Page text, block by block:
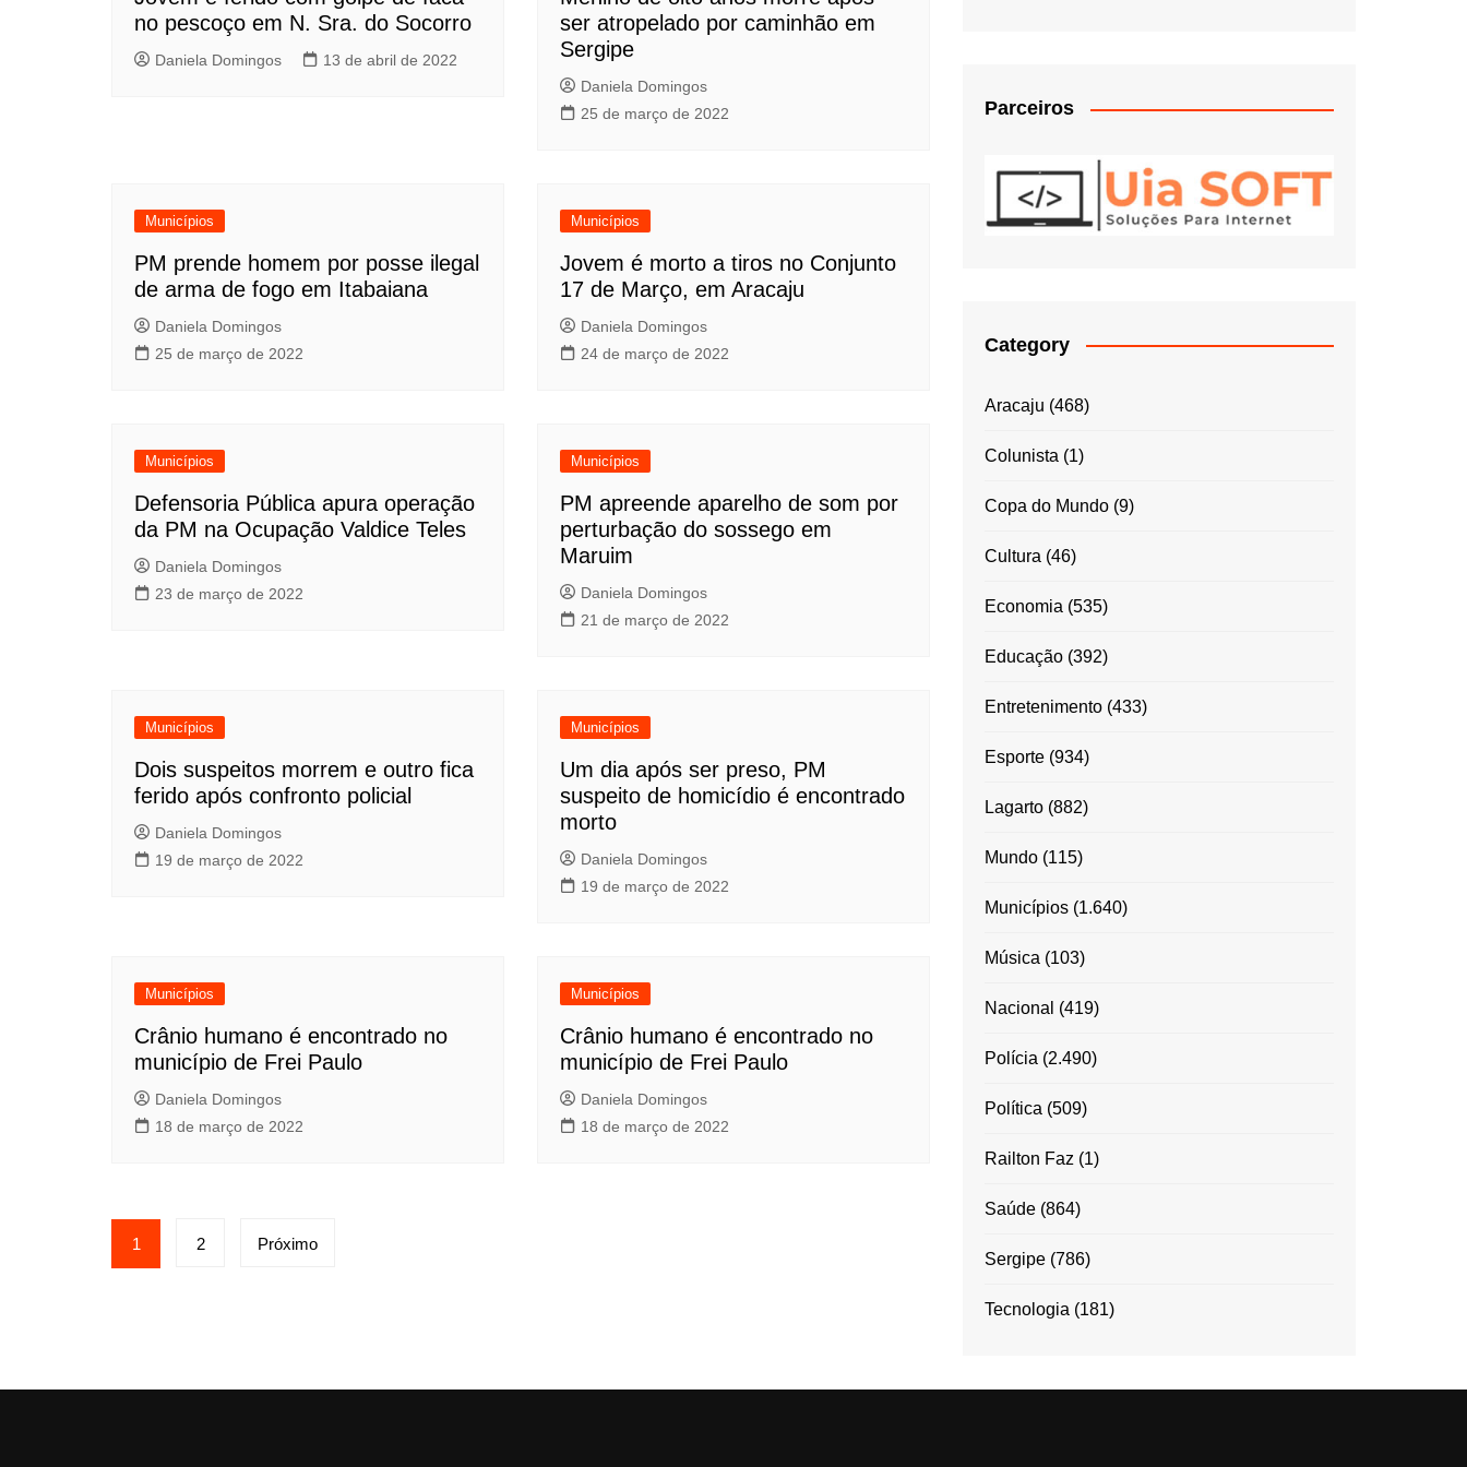
no pescoço em N. Sra. do Socorro
Daniela Domingos 13 de abril de 2022
ser atropelado por caminhão em
Sergipe
Daniela Domingos
25 de março de 2022
Municípios
PM prende homem por posse ilegal
de arma de fogo em Itabaiana
Daniela Domingos
25 de março de 2022
Municípios
Jovem é morto a tiros no Conjunto
17 de Março, em Aracaju
Daniela Domingos
24 de março de 2022
Municípios
Defensoria Pública apura operação
da PM na Ocupação Valdice Teles
Daniela Domingos
23 de março de 2022
Municípios
PM apreende aparelho de som por
perturbação do sossego em
Maruim
Daniela Domingos
21 de março de 2022
Municípios
Dois suspeitos morrem e outro fica
ferido após confronto policial
Daniela Domingos
19 de março de 2022
Municípios
Um dia após ser preso, PM
suspeito de homicídio é encontrado
morto
Daniela Domingos
19 de março de 2022
Municípios
Crânio humano é encontrado no
município de Frei Paulo
Daniela Domingos
18 de março de 2022
Municípios
Crânio humano é encontrado no
município de Frei Paulo
Daniela Domingos
18 de março de 2022
Paginação
de
1 2 Próximo
Parceiros
Category
Aracaju (468)
Colunista (1)
Copa do Mundo (9)
Cultura (46)
Economia (535)
Educação (392)
Entretenimento (433)
Esporte (934)
Lagarto (882)
Mundo (115)
Municípios (1.640)
Música (103)
Nacional (419)
Polícia (2.490)
Política (509)
Railton Faz (1)
Saúde (864)
Sergipe (786)
Tecnologia (181)